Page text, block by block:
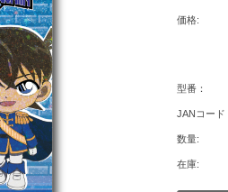
価格:
型番：
JANコード
数量:
在庫: